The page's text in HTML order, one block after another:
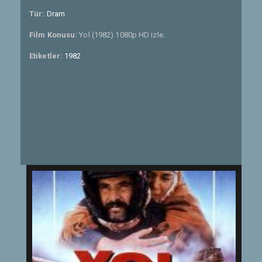
Tür: Dram
Film Konusu:Yol (1982) 1080p HD izle.
Etiketler: 1982